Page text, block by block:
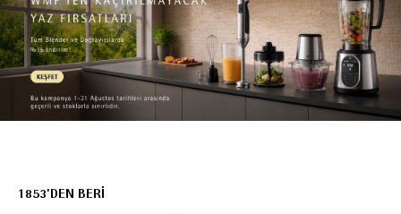
1853'DEN BERİ